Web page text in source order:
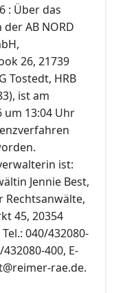
: Über das
AB NORD
26, 21739
Tostedt, HRB
ist am
um 13:04 Uhr
ist:
Jennie Best,
Rechtsanwälte,
45, 20354
040/432080-
432080-400, E-
rae.de.